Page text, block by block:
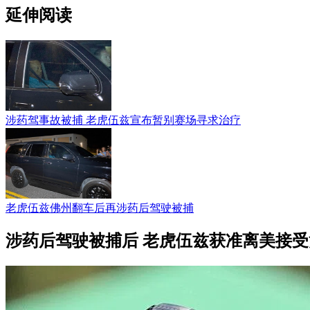
延伸阅读
涉药驾事故被捕 老虎伍兹宣布暂别赛场寻求治疗
老虎伍兹佛州翻车后再涉药后驾驶被捕
涉药后驾驶被捕后 老虎伍兹获准离美接